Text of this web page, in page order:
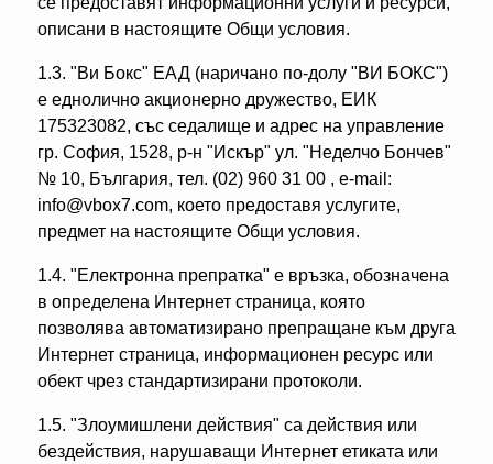
описани в настоящите Общи условия.
1.3. "Ви Бокс" ЕАД (наричано по-долу "ВИ БОКС")
е еднолично акционерно дружество, ЕИК
175323082, със седалище и адрес на управление
гр. София, 1528, р-н "Искър" ул. "Неделчо Бончев"
№ 10, България, тел. (02) 960 31 00 , e-mail:
info@vbox7.com, което предоставя услугите,
предмет на настоящите Общи условия.
1.4. "Електронна препратка" е връзка, обозначена
в определена Интернет страница, която
позволява автоматизирано препращане към друга
Интернет страница, информационен ресурс или
обект чрез стандартизирани протоколи.
1.5. "Злоумишлени действия" са действия или
бездействия, нарушаващи Интернет етиката или